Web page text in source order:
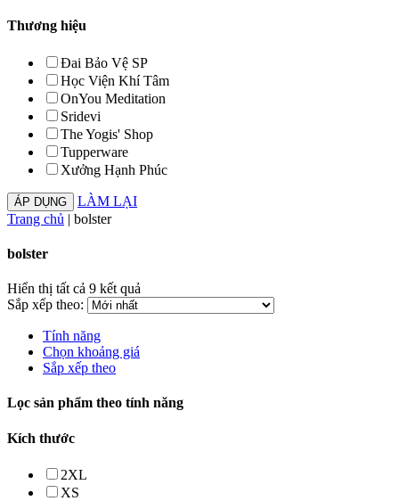
Thương hiệu
Đai Bảo Vệ SP
Học Viện Khí Tâm
OnYou Meditation
Sridevi
The Yogis' Shop
Tupperware
Xưởng Hạnh Phúc
LÀM LẠI
Trang chủ | bolster
bolster
Hiển thị tất cả 9 kết quả
Sắp xếp theo:
Tính năng
Chọn khoảng giá
Sắp xếp theo
Lọc sản phẩm theo tính năng
Kích thước
2XL
XS